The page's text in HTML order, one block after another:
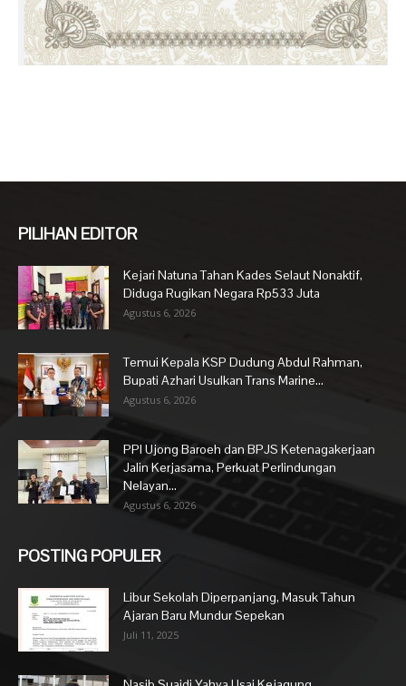
PILIHAN EDITOR
Kejari Natuna Tahan Kades Selaut Nonaktif,
Diduga Rugikan Negara Rp533 Juta
Agustus 6, 2026
Temui Kepala KSP Dudung Abdul Rahman,
Bupati Azhari Usulkan Trans Marine...
Agustus 6, 2026
PPI Ujong Baroeh dan BPJS Ketenagakerjaan
Jalin Kerjasama, Perkuat Perlindungan
Nelayan...
Agustus 6, 2026
POSTING POPULER
Libur Sekolah Diperpanjang, Masuk Tahun
Ajaran Baru Mundur Sepekan
Juli 11, 2025